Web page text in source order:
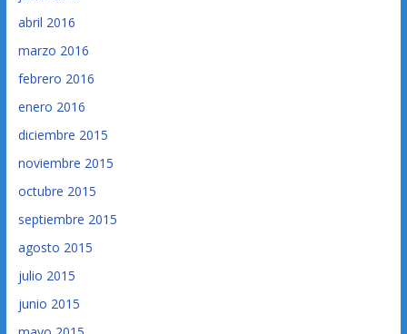
abril 2016
marzo 2016
febrero 2016
enero 2016
diciembre 2015
noviembre 2015
octubre 2015
septiembre 2015
agosto 2015
julio 2015
junio 2015